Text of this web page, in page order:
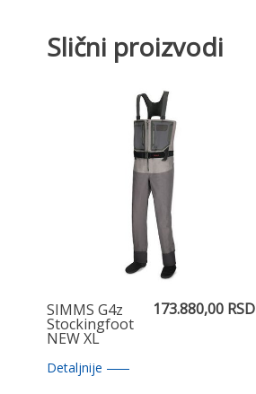
Slični proizvodi
SIMMS G4z
Stockingfoot
NEW XL
173.880,00 RSD
Detaljnije